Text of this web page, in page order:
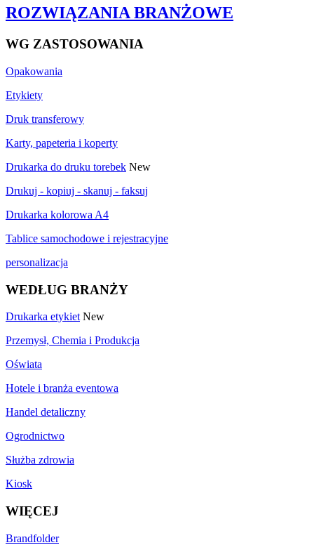
ROZWIĄZANIA BRANŻOWE
WG ZASTOSOWANIA
Opakowania
Etykiety
Druk transferowy
Karty, papeteria i koperty
Drukarka do druku torebek New
Drukuj - kopiuj - skanuj - faksuj
Drukarka kolorowa A4
Tablice samochodowe i rejestracyjne
personalizacja
WEDŁUG BRANŻY
Drukarka etykiet New
Przemysł, Chemia i Produkcja
Oświata
Hotele i branża eventowa
Handel detaliczny
Ogrodnictwo
Służba zdrowia
Kiosk
WIĘCEJ
Brandfolder